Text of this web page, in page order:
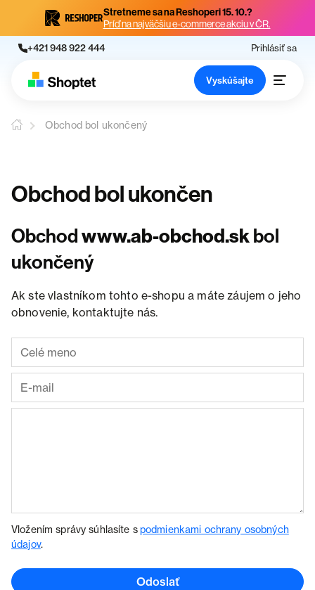
Stretneme sa na Reshoperi 15. 10.?
Príď na najväčšiu e-commerce akciu v ČR.
+421 948 922 444 Prihlásiť sa
Vyskúšajte
Obchod bol ukončený
Obchod bol ukončen
Obchodwww.ab-obchod.skbol
ukončený
Ak ste vlastníkom tohto e-shopu a máte záujem o jeho
obnovenie, kontaktujte nás.
Vložením správy súhlasíte spodmienkami ochrany osobných
údajov.
Odoslať